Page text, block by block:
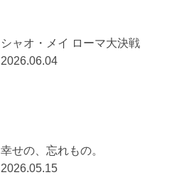
シャオ・メイ ローマ大決戦
2026.06.04
幸せの、忘れもの。
2026.05.15